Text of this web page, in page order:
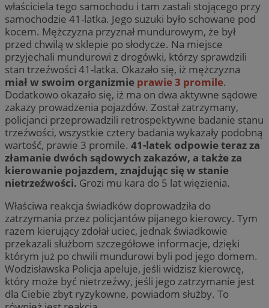
właściciela tego samochodu i tam zastali stojącego przy
samochodzie 41-latka. Jego suzuki było schowane pod
kocem. Mężczyzna przyznał mundurowym, że był
przed chwilą w sklepie po słodycze. Na miejsce
przyjechali mundurowi z drogówki, którzy sprawdzili
stan trzeźwości 41-latka. Okazało się, iż mężczyzna
miał w swoim organizmie prawie 3 promile.
Dodatkowo okazało się, iż ma on dwa aktywne sądowe
zakazy prowadzenia pojazdów. Został zatrzymany,
policjanci przeprowadzili retrospektywne badanie stanu
trzeźwości, wszystkie cztery badania wykazały podobną
wartość, prawie 3 promile. 41-latek odpowie teraz za
złamanie dwóch sądowych zakazów, a także za
kierowanie pojazdem, znajdując się w stanie
nietrzeźwości. Grozi mu kara do 5 lat więzienia.
Właściwa reakcja świadków doprowadziła do
zatrzymania przez policjantów pijanego kierowcy. Tym
razem kierujący zdołał uciec, jednak świadkowie
przekazali służbom szczegółowe informacje, dzięki
którym już po chwili mundurowi byli pod jego domem.
Wodzisławska Policja apeluje, jeśli widzisz kierowcę,
który może być nietrzeźwy, jeśli jego zatrzymanie jest
dla Ciebie zbyt ryzykowne, powiadom służby. To